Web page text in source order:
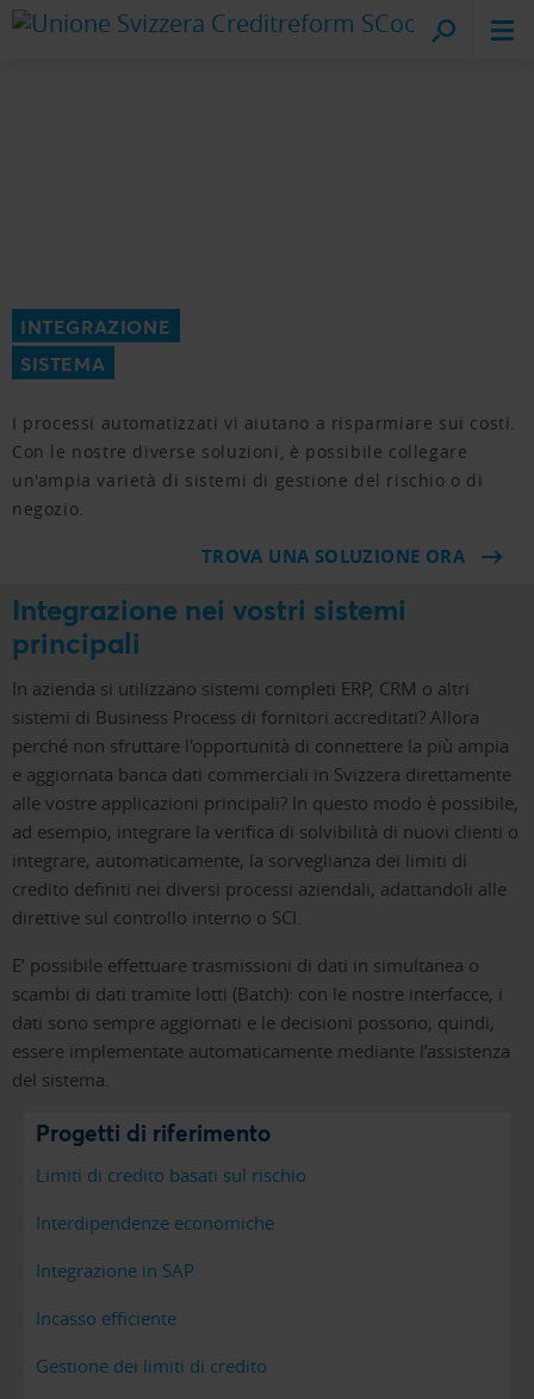
Creditreform
sul posto
INTEGRAZIONE
SISTEMA
I processi automatizzati vi aiutano a risparmiare sui costi.
Con le nostre diverse soluzioni, è possibile collegare
un'ampia varietà di sistemi di gestione del rischio o di
negozio.
TROVA UNA SOLUZIONE ORA
Integrazione nei vostri sistemi
principali
In azienda si utilizzano sistemi completi ERP, CRM o altri
sistemi di Business Process di fornitori accreditati? Allora
perché non sfruttare l'opportunità di connettere la più ampia
e aggiornata banca dati commerciali in Svizzera direttamente
alle vostre applicazioni principali? In questo modo è possibile,
ad esempio, integrare la verifica di solvibilità di nuovi clienti o
integrare, automaticamente, la sorveglianza dei limiti di
credito definiti nei diversi processi aziendali, adattandoli alle
direttive sul controllo interno o SCI.
E’ possibile effettuare trasmissioni di dati in simultanea o
scambi di dati tramite lotti (Batch): con le nostre interfacce, i
dati sono sempre aggiornati e le decisioni possono, quindi,
essere implementate automaticamente mediante l’assistenza
del sistema.
Progetti di riferimento
Limiti di credito basati sul rischio
Interdipendenze economiche
Integrazione in SAP
Incasso efficiente
Gestione dei limiti di credito